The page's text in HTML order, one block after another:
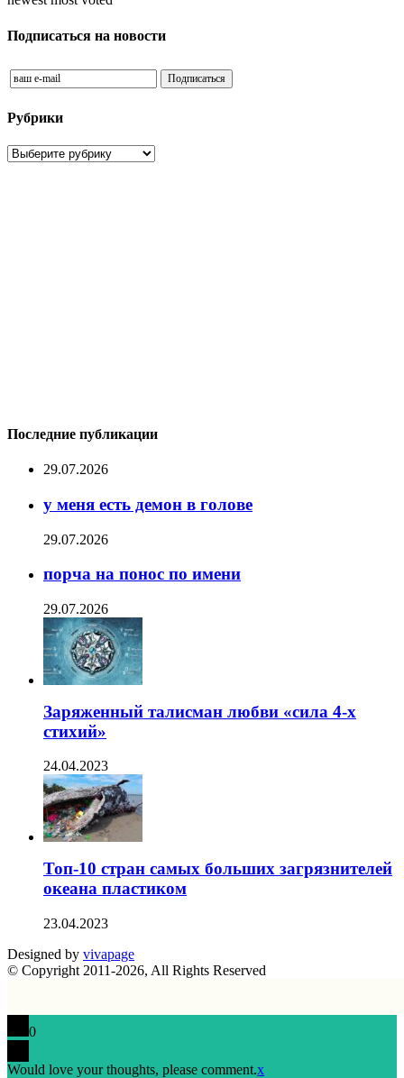
Подписаться на новости
Рубрики
Рубрики
Последние публикации
29.07.2026
у меня есть демон в голове
29.07.2026
порча на понос по имени
29.07.2026
Заряженный талисман любви «сила 4-х
стихий»
24.04.2023
Топ-10 стран самых больших загрязнителей
океана пластиком
23.04.2023
Designed by vivapage
© Copyright 2011-2026, All Rights Reserved
0
Would love your thoughts, please comment.x